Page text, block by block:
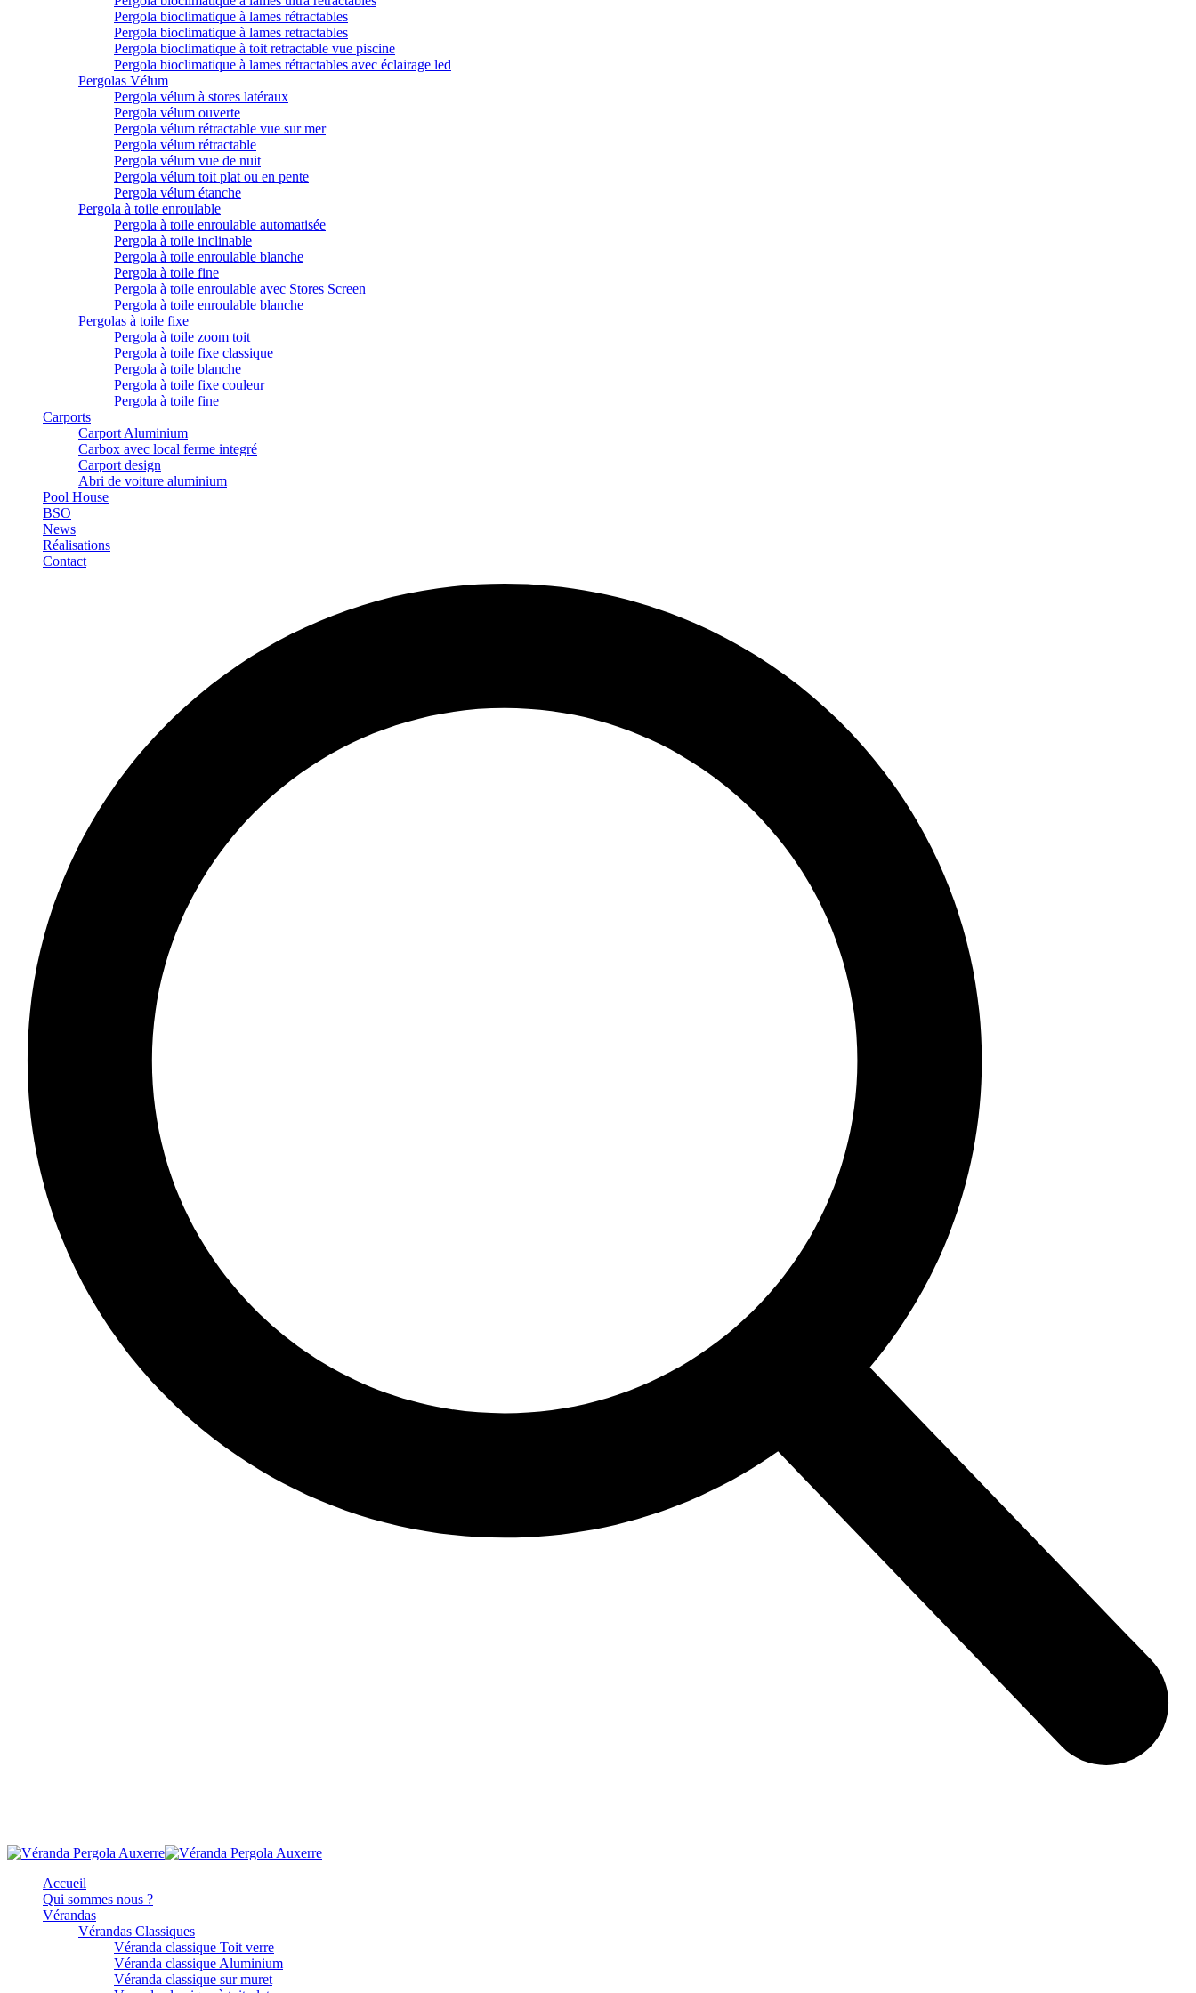
Pergola bioclimatique à lames rétractables
Pergola bioclimatique à lames retractables
Pergola bioclimatique à toit retractable vue piscine
Pergola bioclimatique à lames rétractables avec éclairage led
Pergolas Vélum
Pergola vélum à stores latéraux
Pergola vélum ouverte
Pergola vélum rétractable vue sur mer
Pergola vélum rétractable
Pergola vélum vue de nuit
Pergola vélum toit plat ou en pente
Pergola vélum étanche
Pergola à toile enroulable
Pergola à toile enroulable automatisée
Pergola à toile inclinable
Pergola à toile enroulable blanche
Pergola à toile fine
Pergola à toile enroulable avec Stores Screen
Pergola à toile enroulable blanche
Pergolas à toile fixe
Pergola à toile zoom toit
Pergola à toile fixe classique
Pergola à toile blanche
Pergola à toile fixe couleur
Pergola à toile fine
Carports
Carport Aluminium
Carbox avec local ferme integré
Carport design
Abri de voiture aluminium
Pool House
BSO
News
Réalisations
Contact
Accueil
Qui sommes nous ?
Vérandas
Vérandas Classiques
Véranda classique Toit verre
Véranda classique Aluminium
Véranda classique sur muret